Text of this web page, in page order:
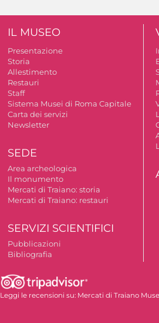
IL MUSEO
Presentazione
Storia
Allestimento
Restauri
Staff
Sistema Musei di Roma Capitale
Carta dei servizi
Newsletter
SEDE
Area archeologica
Il monumento
Mercati di Traiano: storia
Mercati di Traiano: restauri
SERVIZI SCIENTIFICI
Pubblicazioni
Bibliografia
Leggi le recensioni su: Mercati di Traiano